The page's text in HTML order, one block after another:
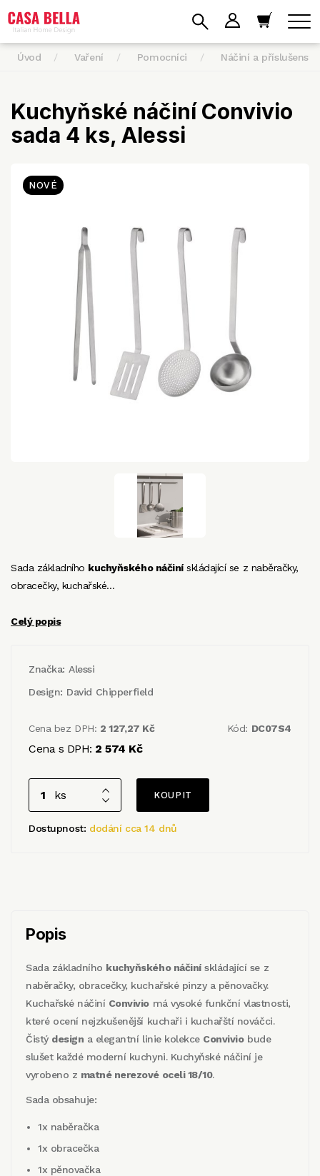
Úvod Vaření Pomocníci Náčiní a příslušenství
Kuchyňské náčiní Convivio
sada 4 ks, Alessi
NOVÉ
Sada základního kuchyňského náčinískládající se z naběračky,
obracečky, kuchařské…
Celý popis
Značka: Alessi
Design: David Chipperfield
Cena bez DPH: 2 127,27 Kč
Cena s DPH: 2 574 Kč
Kód: DC07S4
ks
Dostupnost: dodání cca 14 dnů
Popis
Sada základního kuchyňského náčinískládající se z
naběračky, obracečky, kuchařské pinzy a pěnovačky.
Kuchařské náčiní Convivio má vysoké funkční vlastnosti,
které ocení nejzkušenější kuchaři i kuchařští nováčci.
Čistý design a elegantní linie kolekce Conviviobude
slušet každé moderní kuchyni. Kuchyňské náčiní je
vyrobeno z matné nerezové oceli 18/10.
Sada obsahuje:
1x naběračka
1x obracečka
1x pěnovačka